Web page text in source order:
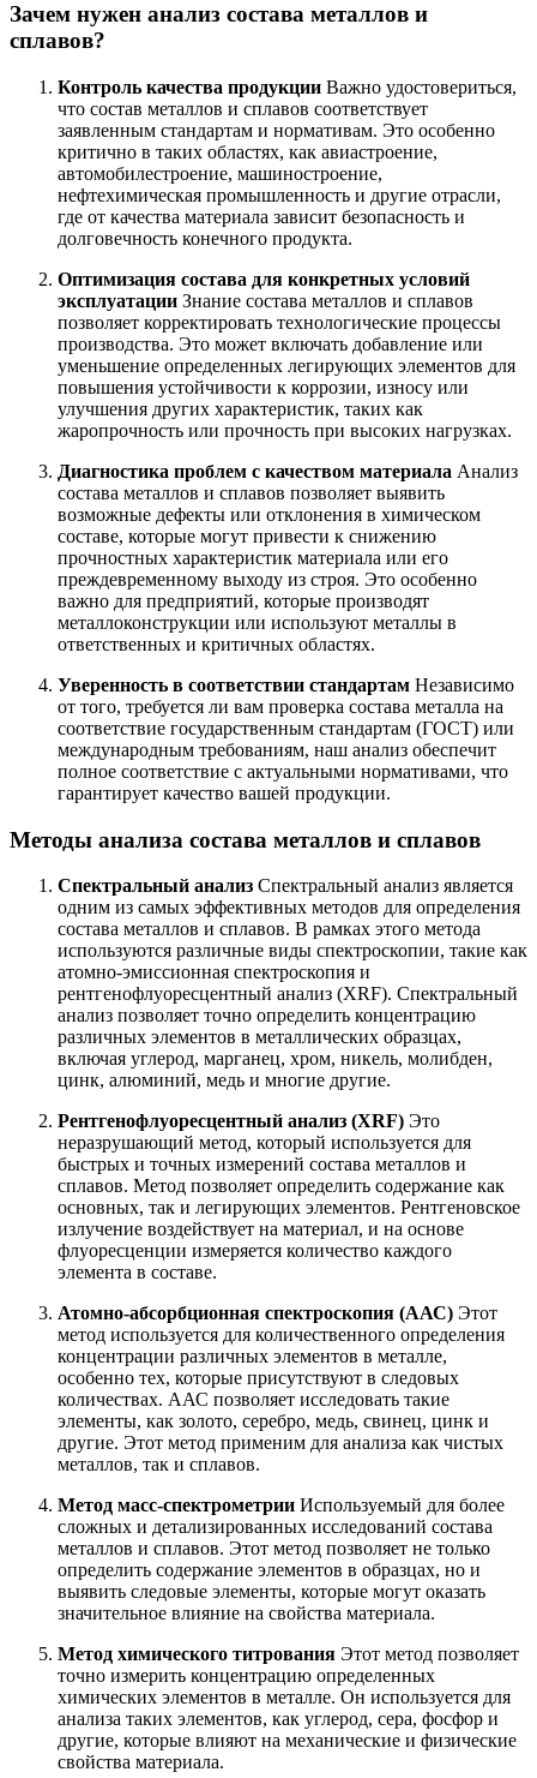
Зачем нужен анализ состава металлов и
сплавов?
Контроль качества продукции Важно удостовериться,
что состав металлов и сплавов соответствует
заявленным стандартам и нормативам. Это особенно
критично в таких областях, как авиастроение,
автомобилестроение, машиностроение,
нефтехимическая промышленность и другие отрасли,
где от качества материала зависит безопасность и
долговечность конечного продукта.
Оптимизация состава для конкретных условий
эксплуатации Знание состава металлов и сплавов
позволяет корректировать технологические процессы
производства. Это может включать добавление или
уменьшение определенных легирующих элементов для
повышения устойчивости к коррозии, износу или
улучшения других характеристик, таких как
жаропрочность или прочность при высоких нагрузках.
Диагностика проблем с качеством материала Анализ
состава металлов и сплавов позволяет выявить
возможные дефекты или отклонения в химическом
составе, которые могут привести к снижению
прочностных характеристик материала или его
преждевременному выходу из строя. Это особенно
важно для предприятий, которые производят
металлоконструкции или используют металлы в
ответственных и критичных областях.
Уверенность в соответствии стандартам Независимо
от того, требуется ли вам проверка состава металла на
соответствие государственным стандартам (ГОСТ) или
международным требованиям, наш анализ обеспечит
полное соответствие с актуальными нормативами, что
гарантирует качество вашей продукции.
Методы анализа состава металлов и сплавов
Спектральный анализ Спектральный анализ является
одним из самых эффективных методов для определения
состава металлов и сплавов. В рамках этого метода
используются различные виды спектроскопии, такие как
атомно-эмиссионная спектроскопия и
рентгенофлуоресцентный анализ (XRF). Спектральный
анализ позволяет точно определить концентрацию
различных элементов в металлических образцах,
включая углерод, марганец, хром, никель, молибден,
цинк, алюминий, медь и многие другие.
Рентгенофлуоресцентный анализ (XRF) Это
неразрушающий метод, который используется для
быстрых и точных измерений состава металлов и
сплавов. Метод позволяет определить содержание как
основных, так и легирующих элементов. Рентгеновское
излучение воздействует на материал, и на основе
флуоресценции измеряется количество каждого
элемента в составе.
Атомно-абсорбционная спектроскопия (ААС) Этот
метод используется для количественного определения
концентрации различных элементов в металле,
особенно тех, которые присутствуют в следовых
количествах. ААС позволяет исследовать такие
элементы, как золото, серебро, медь, свинец, цинк и
другие. Этот метод применим для анализа как чистых
металлов, так и сплавов.
Метод масс-спектрометрии Используемый для более
сложных и детализированных исследований состава
металлов и сплавов. Этот метод позволяет не только
определить содержание элементов в образцах, но и
выявить следовые элементы, которые могут оказать
значительное влияние на свойства материала.
Метод химического титрования Этот метод позволяет
точно измерить концентрацию определенных
химических элементов в металле. Он используется для
анализа таких элементов, как углерод, сера, фосфор и
другие, которые влияют на механические и физические
свойства материала.